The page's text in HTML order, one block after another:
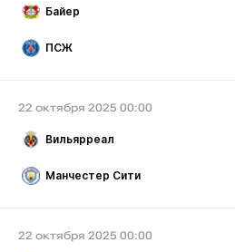
Байер
ПСЖ
22 октября 2025 00:00
Вильярреал
Манчестер Сити
22 октября 2025 00:00